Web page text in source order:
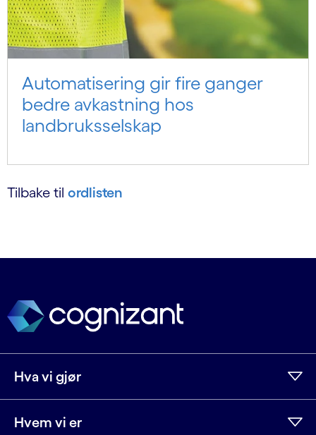
Automatisering gir fire ganger
bedre avkastning hos
landbruksselskap
Tilbake til ordlisten
Hva vi gjør
Hvem vi er